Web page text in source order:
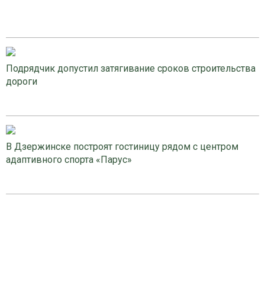
Подрядчик допустил затягивание сроков строительства
дороги
В Дзержинске построят гостиницу рядом с центром
адаптивного спорта «Парус»